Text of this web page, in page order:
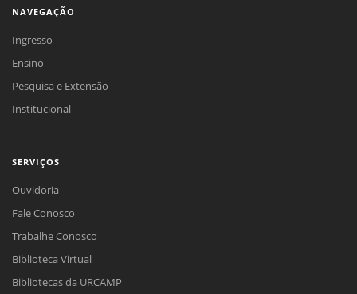
NAVEGAÇÃO
Ingresso
Ensino
Pesquisa e Extensão
Institucional
SERVIÇOS
Ouvidoria
Fale Conosco
Trabalhe Conosco
Biblioteca Virtual
Bibliotecas da URCAMP